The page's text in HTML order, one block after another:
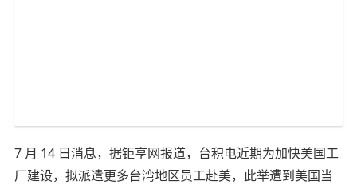
7 月 14 日消息，据钜亨网报道，台积电近期为加快美国工
厂建设，拟派遣更多台湾地区员工赴美，此举遭到美国当